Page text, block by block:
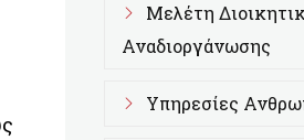
Μελέτη
Αναδιοργάνωσης
Υπηρεσίες